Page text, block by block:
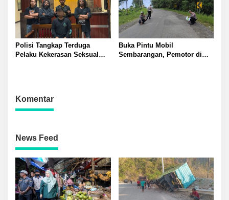
Polisi Tangkap Terduga
Pelaku Kekerasan Seksual
Buka Pintu Mobil
Sembarangan, Pemotor di
Komentar
News Feed